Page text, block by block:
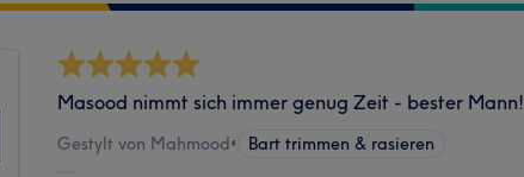
Masood nimmt sich immer genug Zeit - bester Mann!
Gestylt von Mahmood• Bart trimmen & rasieren